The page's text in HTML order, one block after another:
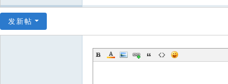
伴
下
发新帖